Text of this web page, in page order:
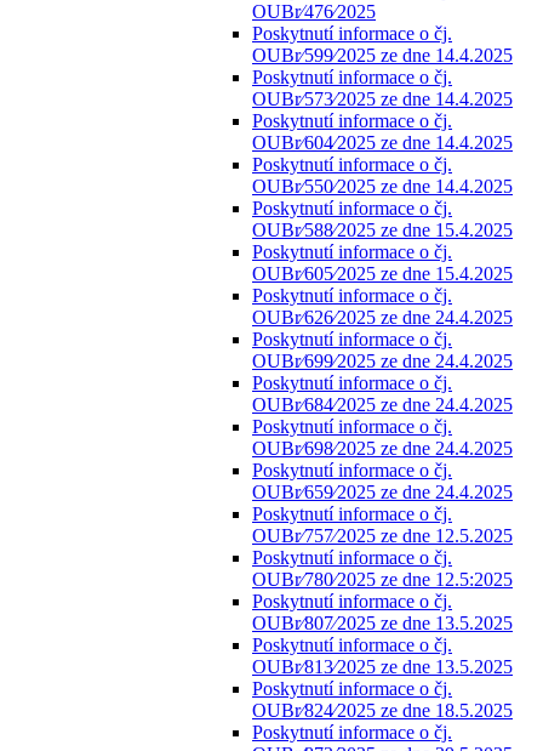
OUBr⁄476⁄2025
Poskytnutí informace o čj.
OUBr⁄599⁄2025 ze dne 14.4.2025
Poskytnutí informace o čj.
OUBr⁄573⁄2025 ze dne 14.4.2025
Poskytnutí informace o čj.
OUBr⁄604⁄2025 ze dne 14.4.2025
Poskytnutí informace o čj.
OUBr⁄550⁄2025 ze dne 14.4.2025
Poskytnutí informace o čj.
OUBr⁄588⁄2025 ze dne 15.4.2025
Poskytnutí informace o čj.
OUBr⁄605⁄2025 ze dne 15.4.2025
Poskytnutí informace o čj.
OUBr⁄626⁄2025 ze dne 24.4.2025
Poskytnutí informace o čj.
OUBr⁄699⁄2025 ze dne 24.4.2025
Poskytnutí informace o čj.
OUBr⁄684⁄2025 ze dne 24.4.2025
Poskytnutí informace o čj.
OUBr⁄698⁄2025 ze dne 24.4.2025
Poskytnutí informace o čj.
OUBr⁄659⁄2025 ze dne 24.4.2025
Poskytnutí informace o čj.
OUBr⁄757⁄2025 ze dne 12.5.2025
Poskytnutí informace o čj.
OUBr⁄780⁄2025 ze dne 12.5:2025
Poskytnutí informace o čj.
OUBr⁄807⁄2025 ze dne 13.5.2025
Poskytnutí informace o čj.
OUBr⁄813⁄2025 ze dne 13.5.2025
Poskytnutí informace o čj.
OUBr⁄824⁄2025 ze dne 18.5.2025
Poskytnutí informace o čj.